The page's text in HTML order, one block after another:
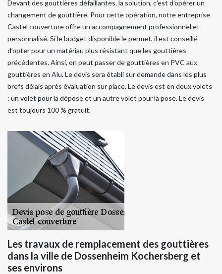
Devant des gouttières défaillantes, la solution, c’est d’opérer un
changement de gouttière. Pour cette opération, notre entreprise
Castel couverture offre un accompagnement professionnel et
personnalisé. Si le budget disponible le permet, il est conseillé
d’opter pour un matériau plus résistant que les gouttières
précédentes. Ainsi, on peut passer de gouttières en PVC aux
gouttières en Alu. Le devis sera établi sur demande dans les plus
brefs délais après évaluation sur place. Le devis est en deux volets
: un volet pour la dépose et un autre volet pour la pose. Le devis
est toujours 100 % gratuit.
Les travaux de remplacement des gouttières
dans la ville de Dossenheim Kochersberg et
ses environs